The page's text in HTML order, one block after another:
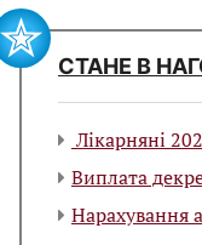
СТАНЕ В
Лікарняні
Виплата
Нарахування